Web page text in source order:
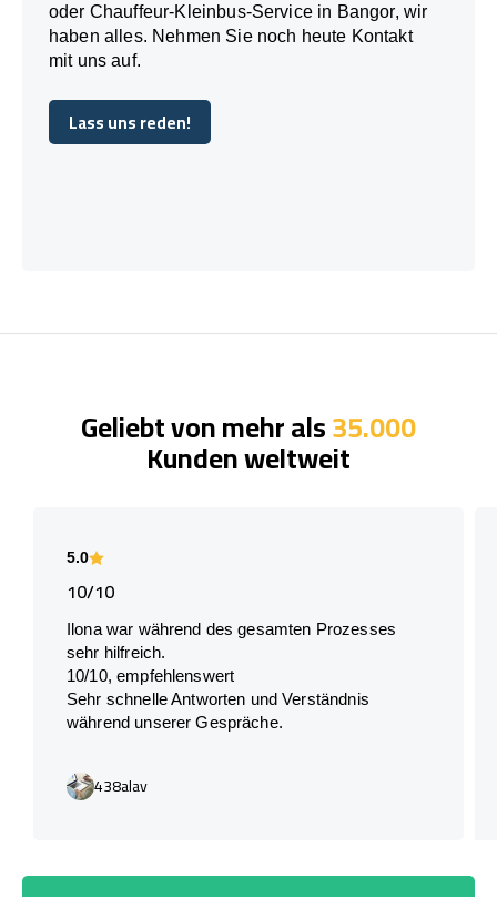
oder Chauffeur-Kleinbus-Service in Bangor, wir
haben alles. Nehmen Sie noch heute Kontakt
mit uns auf.
Lass uns reden!
Lass uns reden!
Geliebt von mehr als35.000
Kunden weltweit
5.0
10/10
Ilona war während des gesamten Prozesses
sehr hilfreich.
10/10, empfehlenswert
Sehr schnelle Antworten und Verständnis
während unserer Gespräche.
438alav